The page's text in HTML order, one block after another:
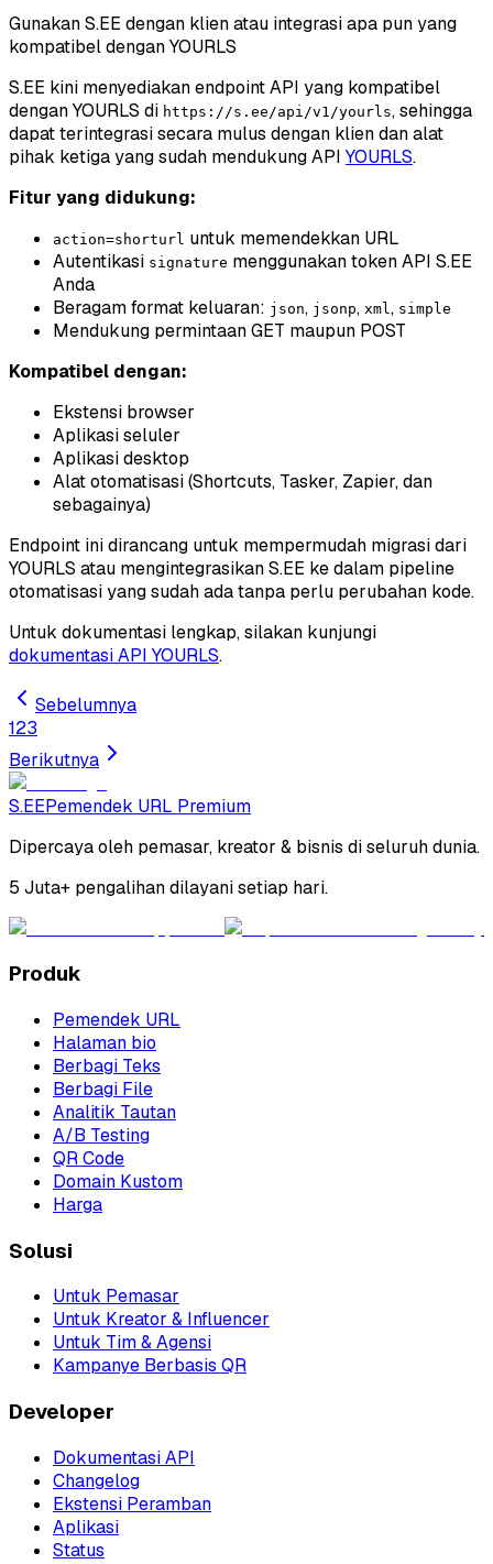
Gunakan S.EE dengan klien atau integrasi apa pun yang
kompatibel dengan YOURLS
S.EE kini menyediakan endpoint API yang kompatibel
dengan YOURLS di https://s.ee/api/v1/yourls, sehingga
dapat terintegrasi secara mulus dengan klien dan alat
pihak ketiga yang sudah mendukung API YOURLS.
Fitur yang didukung:
action=shorturl untuk memendekkan URL
Autentikasi signature menggunakan token API S.EE
Anda
Beragam format keluaran: json, jsonp, xml , simple
Mendukung permintaan GET maupun POST
Kompatibel dengan:
Ekstensi browser
Aplikasi seluler
Aplikasi desktop
Alat otomatisasi (Shortcuts, Tasker, Zapier, dan
sebagainya)
Endpoint ini dirancang untuk mempermudah migrasi dari
YOURLS atau mengintegrasikan S.EE ke dalam pipeline
otomatisasi yang sudah ada tanpa perlu perubahan kode.
Untuk dokumentasi lengkap, silakan kunjungi
dokumentasi API YOURLS.
Sebelumnya
123
Berikutnya
S.EEPemendek URL Premium
Dipercaya oleh pemasar, kreator & bisnis di seluruh dunia.
5 Juta+ pengalihan dilayani setiap hari.
Produk
Pemendek URL
Halaman bio
Berbagi Teks
Berbagi File
Analitik Tautan
A/B Testing
QR Code
Domain Kustom
Harga
Solusi
Untuk Pemasar
Untuk Kreator & Influencer
Untuk Tim & Agensi
Kampanye Berbasis QR
Developer
Dokumentasi API
Changelog
Ekstensi Peramban
Aplikasi
Status